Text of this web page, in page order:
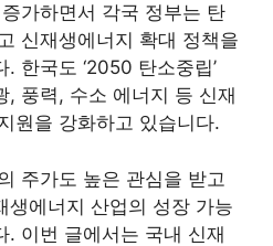
가하면서 각국 정부는 탄
신재생에너지 확대 정책을
한국도 ‘2050 탄소중립’
, 풍력, 수소 에너지 등 신재
원을 강화하고 있습니다.
주가도 높은 관심을 받고
생에너지 산업의 성장 가능
. 이번 글에서는 국내 신재